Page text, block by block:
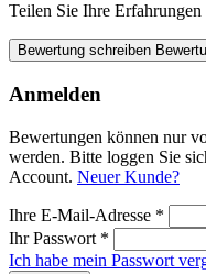
Teilen Sie Ihre
Bewertung schreiben
Anmelden
Bewertungen können nur
werden. Bitte loggen Sie
Account. Neuer Kunde?
Ihre E-Mail-Adresse *
Ihr Passwort *
Ich habe mein Passwort